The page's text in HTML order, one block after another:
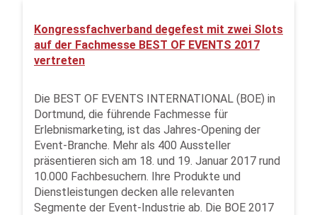
Kongressfachverband degefest mit zwei Slots
auf der Fachmesse BEST OF EVENTS 2017
vertreten
Die BEST OF EVENTS INTERNATIONAL (BOE) in
Dortmund, die führende Fachmesse für
Erlebnismarketing, ist das Jahres-Opening der
Event-Branche. Mehr als 400 Aussteller
präsentieren sich am 18. und 19. Januar 2017 rund
10.000 Fachbesuchern. Ihre Produkte und
Dienstleistungen decken alle relevanten
Segmente der Event-Industrie ab. Die BOE 2017